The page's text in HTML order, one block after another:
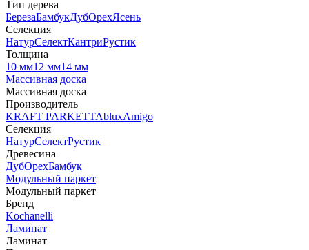
Тип дерева
БерезаБамбукДубОрехЯсень
Селекция
НатурСелектКантриРустик
Толщина
10 мм12 мм14 мм
Массивная доска
Массивная доска
Производитель
KRAFT PARKETTAbluxAmigo
Селекция
НатурСелектРустик
Древесина
ДубОрехБамбук
Модульный паркет
Модульный паркет
Бренд
Kochanelli
Ламинат
Ламинат